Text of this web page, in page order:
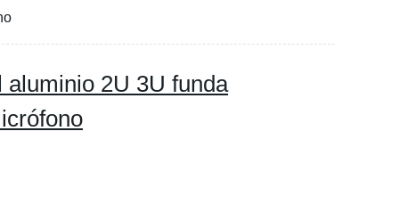
2U 3U funda